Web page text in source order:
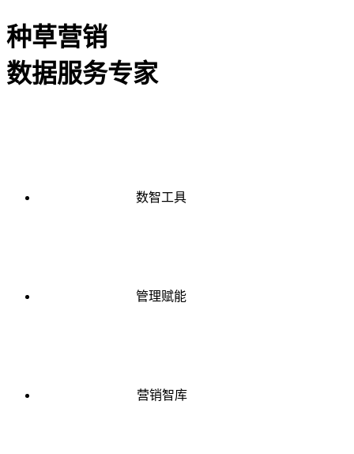
种草营销
数据服务专家
数智工具
管理赋能
营销智库